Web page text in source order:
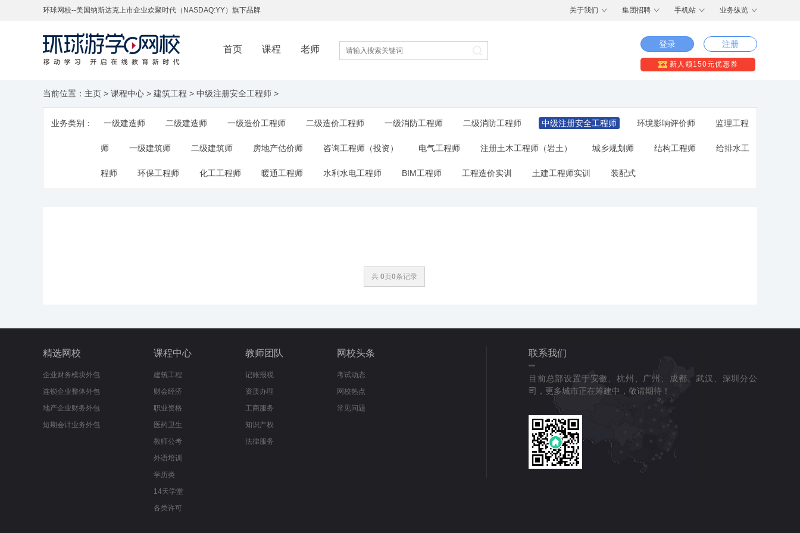
环球网校--美国纳斯达克上市企业欢聚时代（NASDAQ:YY）旗下品牌 关于我们 集团招聘 手机站 业务纵览
登录 注册
新人领150元优惠券
首页 课程 老师
当前位置： 主页 > 课程中心 > 建筑工程 > 中级注册安全工程师 >
业务类别： 一级建造师 二级建造师 一级造价工程师 二级造价工程师 一级消防工程师 二级消防工程师 中级注册安全工程师 环境影响评价师 监理工程
师 一级建筑师 二级建筑师 房地产估价师 咨询工程师（投资） 电气工程师 注册土木工程师（岩土） 城乡规划师 结构工程师 给排水工
程师 环保工程师 化工工程师 暖通工程师 水利水电工程师 BIM工程师 工程造价实训 土建工程师实训 装配式
共 0页0条记录
精选网校
企业财务模块外包
连锁企业整体外包
地产企业财务外包
短期会计业务外包
课程中心
建筑工程
财会经济
职业资格
医药卫生
教师公考
外语培训
学历类
14天学堂
各类许可
教师团队
记账报税
资质办理
工商服务
知识产权
法律服务
网校头条
考试动态
网校热点
常见问题
联系我们
目前总部设置于安徽、杭州、广州、成都、武汉、深圳分公
司，更多城市正在筹建中，敬请期待！